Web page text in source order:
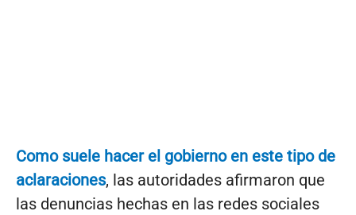
Como suele hacer el gobierno en este tipo de
aclaraciones, las autoridades afirmaron que
las denuncias hechas en las redes sociales